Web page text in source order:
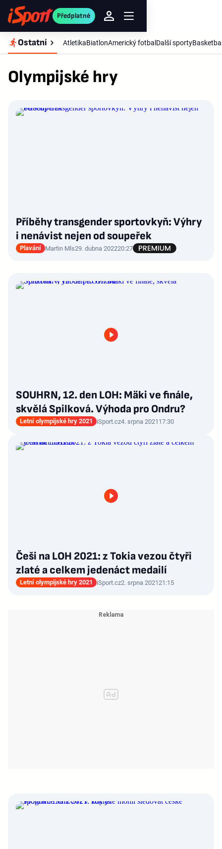
Předplatné
Ostatní AtletikaBiatlonAmerický fotbal Další sporty
Olympijské hry
Příběhy transgender sportovkyň: Výhry
i nenávist nejen od soupeřek
Plavání Martin Mls29. dubna 202220:27
SOUHRN, 12. den LOH: Mäki ve finále,
skvělá Spilková. Výhoda pro Ondru?
Letní olympijské hry 2021 iSport.cz4. srpna 2021 17:30
Češi na LOH 2021: z Tokia vezou čtyři
zlaté a celkem jedenáct medailí
Letní olympijské hry 2021 iSport.cz2. srpna 202121:15